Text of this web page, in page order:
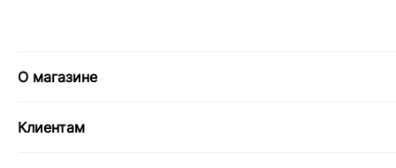
О магазине
Клиентам